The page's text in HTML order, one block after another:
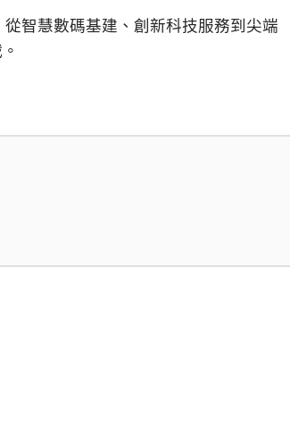
智慧數碼基建、創新科技服務到尖端